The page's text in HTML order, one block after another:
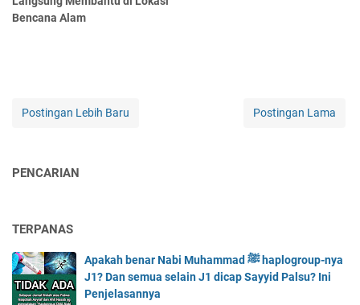
Bencana Alam
Postingan Lebih Baru Postingan Lama
PENCARIAN
TERPANAS
Apakah benar Nabi Muhammad ﷺ haplogroup-nya
J1? Dan semua selain J1 dicap Sayyid Palsu? Ini
Penjelasannya